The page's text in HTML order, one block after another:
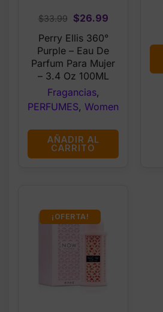
$33.99
Original
price
was:
$33.99.
$26.99Current
price
is:
$26.99.
Perry Ellis 360°
Purple – Eau De
Parfum Para Mujer
– 3.4 Oz 100ML
Fragancias,
PERFUMES, Women
AÑADIR AL
CARRITO
¡OFERTA!